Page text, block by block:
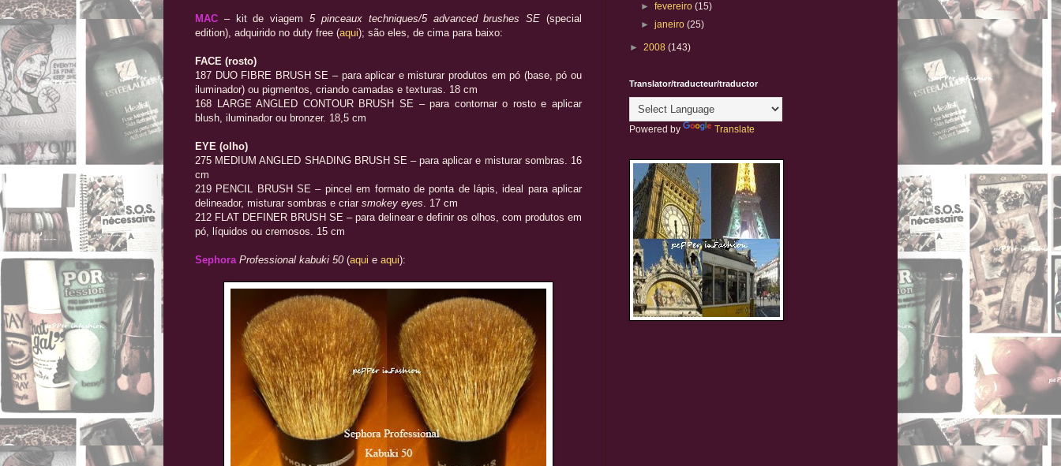
MAC – kit de viagem5 pinceaux techniques/5 advanced brushes SE (special
edition), adquirido no duty free (aqui); são eles, de cima para baixo:
FACE (rosto)
187 DUO FIBRE BRUSH SE – para aplicar e misturar produtos em pó (base, pó ou
iluminador) ou pigmentos, criando camadas e texturas. 18 cm
168 LARGE ANGLED CONTOUR BRUSH SE – para contornar o rosto e aplicar
blush, iluminador ou bronzer. 18,5 cm
EYE (olho)
275 MEDIUM ANGLED SHADING BRUSH SE – para aplicar e misturar sombras. 16
cm
219 PENCIL BRUSH SE – pincel em formato de ponta de lápis, ideal para aplicar
delineador, misturar sombras e criar smokey eyes . 17 cm
212 FLAT DEFINER BRUSH SE – para delinear e definir os olhos, com produtos em
pó, líquidos ou cremosos. 15 cm
Sephora Professional kabuki 50 (aqui e aqui):
►fevereiro(15)
►janeiro(25)
► 2008 (143)
Translator/traducteur/traductor
Powered by Translate